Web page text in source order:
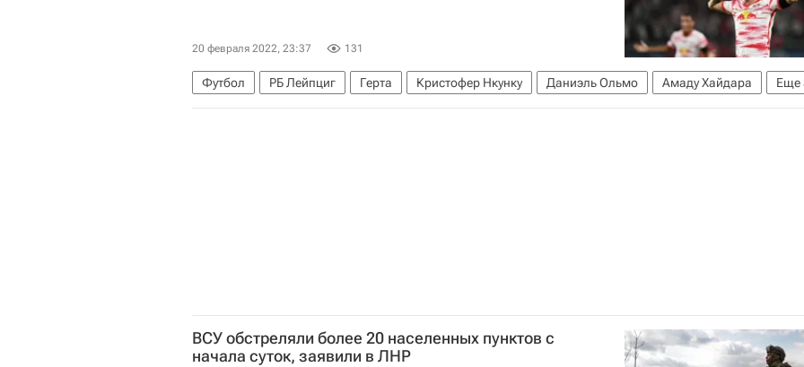
20 февраля 2022, 23:37 131
Еще
Футбол РБ Лейпциг Герта Кристофер Нкунку Даниэль Ольмо
Амаду Хайдара
Юссуф Поульсен
Стеван Йоветич Марк-Оливер Кемпф
ВСУ обстреляли более 20 населенных пунктов с
начала суток, заявили в ЛНР